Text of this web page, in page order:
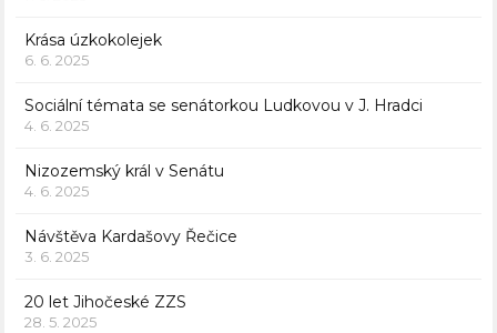
Krása úzkokolejek
6. 6. 2025
Sociální témata se senátorkou Ludkovou v J. Hradci
4. 6. 2025
Nizozemský král v Senátu
4. 6. 2025
Návštěva Kardašovy Řečice
3. 6. 2025
20 let Jihočeské ZZS
28. 5. 2025